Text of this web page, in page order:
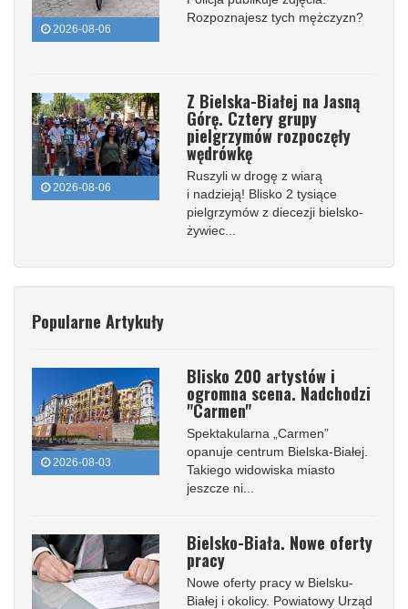
2026-08-06
Rozpoznajesz tych mężczyzn?
2026-08-06
Z Bielska-Białej na Jasną
Górę. Cztery grupy
pielgrzymów rozpoczęły
wędrówkę
Ruszyli w drogę z wiarą
i nadzieją! Blisko 2 tysiące
pielgrzymów z diecezji bielsko-
żywiec...
Popularne Artykuły
2026-08-03
Blisko 200 artystów i
ogromna scena. Nadchodzi
"Carmen"
Spektakularna „Carmen”
opanuje centrum Bielska-Białej.
Takiego widowiska miasto
jeszcze ni...
Bielsko-Biała. Nowe oferty
pracy
Nowe oferty pracy w Bielsku-
Białej i okolicy. Powiatowy Urząd